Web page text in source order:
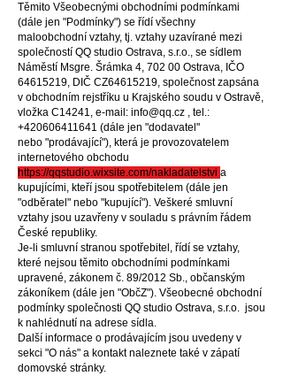
Těmito Všeobecnými obchodními podmínkami
(dále jen "Podmínky") se řídí všechny
maloobchodní vztahy, tj. vztahy uzavírané mezi
společností QQ studio Ostrava, s.r.o., se sídlem
Náměstí Msgre. Šrámka 4, 702 00 Ostrava, IČO
64615219, DIČ CZ64615219, společnost zapsána
v obchodním rejstříku u Krajského soudu v Ostravě,
vložka C14241, e-mail: info@qq.cz , tel.:
+420606411641 (dále jen "dodavatel"
nebo "prodávající"), která je provozovatelem
internetového obchodu
https://qqstudio.wixsite.com/nakladatelstvi a
kupujícími, kteří jsou spotřebitelem (dále jen
"odběratel" nebo "kupující"). Veškeré smluvní
vztahy jsou uzavřeny v souladu s právním řádem
České republiky.
Je-li smluvní stranou spotřebitel, řídí se vztahy,
které nejsou těmito obchodními podmínkami
upravené, zákonem č. 89/2012 Sb., občanským
zákoníkem (dále jen "ObčZ"). Všeobecné obchodní
podmínky společnosti QQ studio Ostrava, s.r.o. jsou
k nahlédnutí na adrese sídla.
Další informace o prodávajícím jsou uvedeny v
sekci "O nás" a kontakt naleznete také v zápatí
domovské stránky.